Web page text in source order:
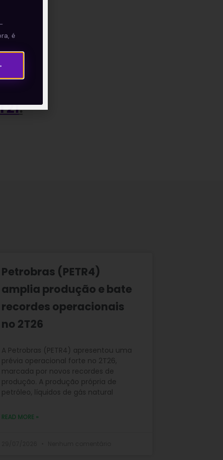
.
Petrobras (PETR4)
amplia produção e bate
recordes operacionais
no 2T26
A Petrobras (PETR4) apresentou uma
prévia operacional forte no 2T26,
marcada por novos recordes de
produção. A produção própria de
petróleo, líquidos de gás natural
READ MORE »
é